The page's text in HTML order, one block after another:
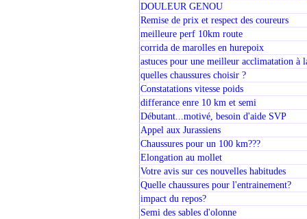
DOULEUR GENOU
Remise de prix et respect des coureurs
meilleure perf 10km route
corrida de marolles en hurepoix
astuces pour une meilleur acclimatation à
quelles chaussures choisir ?
Constatations vitesse poids
differance enre 10 km et semi
Débutant...motivé, besoin d'aide SVP
Appel aux Jurassiens
Chaussures pour un 100 km???
Elongation au mollet
Votre avis sur ces nouvelles habitudes
Quelle chaussures pour l'entrainement?
impact du repos?
Semi des sables d'olonne